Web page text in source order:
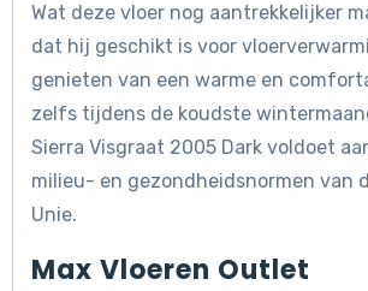
Wat deze vloer nog aantrekkelijker
dat hij geschikt is voor
genieten van een warme en
zelfs tijdens de koudste
Sierra Visgraat 2005 Dark voldoet
milieu- en gezondheidsnormen van
Unie.
Max Vloeren Outlet